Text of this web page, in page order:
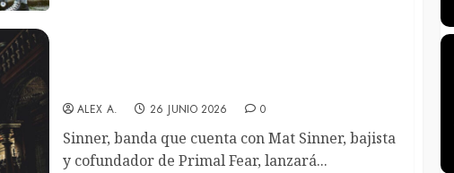
ALEX A. 26 JUNIO 2026 0
Sinner, banda que cuenta con Mat Sinner, bajista
y cofundador de Primal Fear, lanzará...